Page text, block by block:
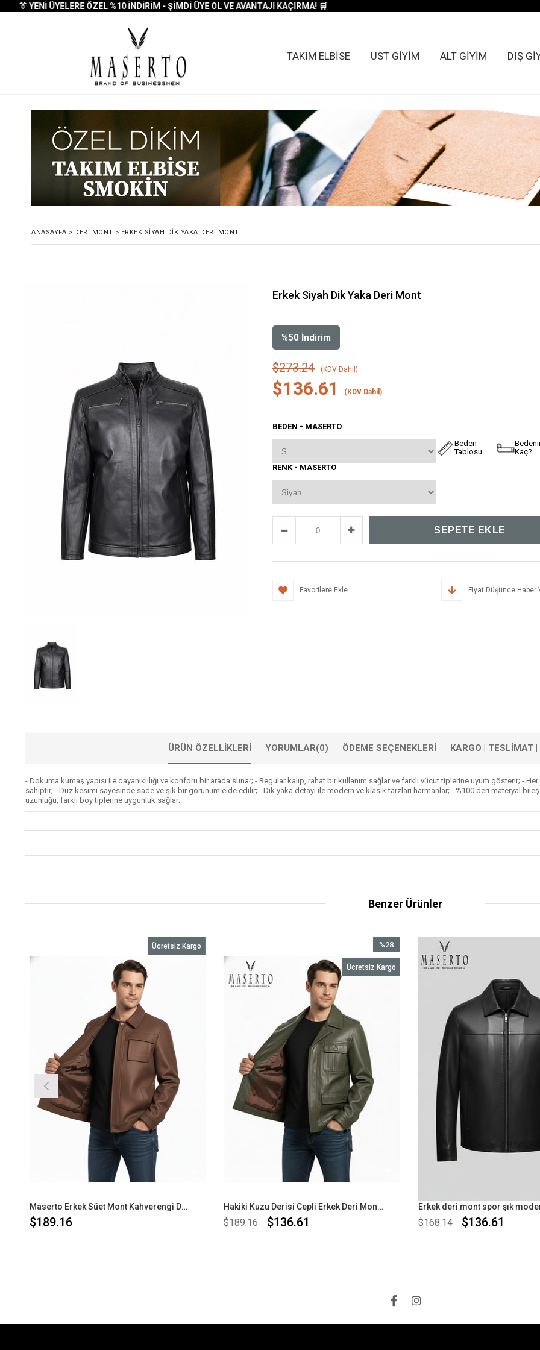
👔 YENI ÜYELERE ÖZEL %10 İNDIRIM - ŞIMDI ÜYE OL VE AVANTAJI KAÇIRMA! 🛒
TAKIM ELBİSE ÜST GİYİM ALT GİYİM DIŞ
ANASAYFA > DERI MONT > ERKEK SIYAH DIK YAKA DERI MONT
Erkek Siyah Dik Yaka Deri Mont
%50 İndirim
$273.24 (KDV Dahil)
$136.61 (KDV Dahil)
BEDEN - MASERTO
Beden
Tablosu
Kaç?
RENK - MASERTO
Favorilere Ekle Fiyat Düşünce Haber
ÜRÜN ÖZELLIKLERI YORUMLAR(0) ÖDEME SEÇENEKLERI KARGO | TESLİMAT |
- Dokuma kumaş yapısı ile dayanıklılığı ve konforu bir arada sunar; - Regular kalıp, rahat bir kullanım sağlar ve farklı vücut tiplerine uyum gösterir; -
sahiptir; - Düz kesimi sayesinde sade ve şık bir görünüm elde edilir; - Dik yaka detayı ile modern ve klasik tarzları harmanlar; - %100 deri materyal
uzunluğu, farklı boy tiplerine uygunluk sağlar;
Benzer Ürünler
Maserto Erkek Süet Mont Kahverengi Dört Mevsim
$189.16
Ücretsiz Kargo
Hakiki Kuzu Derisi Cepli Erkek Deri Mont Dört Mevsim
$136.61
$189.16
%28
İndirim
%28İndirim
Ücretsiz Kargo
$136.61
$168.14